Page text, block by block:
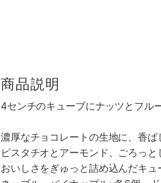
商品説明
4センチのキューブにナッツとフル
濃厚なチョコレートの生地に、香ば
ピスタチオとアーモンド、ごろっ
おいしさをぎゅっと詰め込んだキュ